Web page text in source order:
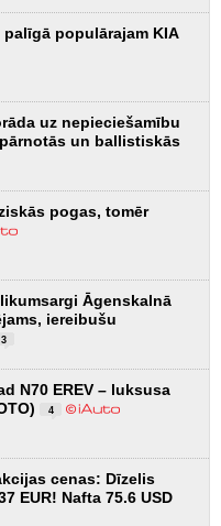
populārajam KIA
uz nepieciešamību
un ballistiskās
pogas, tomēr
Āgenskalnā
iereibušu
3
N70 EREV – luksusa
4
cenas: Dīzelis
EUR! Nafta 75.6 USD